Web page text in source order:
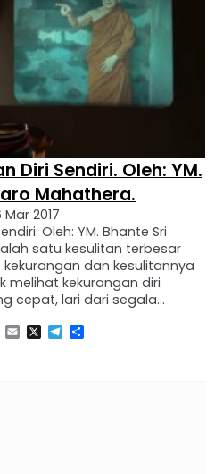
Diri Sendiri. Oleh: YM.
Mahathera.
Mar 2017
Oleh: YM. Bhante Sri
satu kesulitan terbesar
dan kesulitannya
melihat kekurangan diri
cepat, lari dari segala
segala macam persoalan
Facebook
Email
X Telegram